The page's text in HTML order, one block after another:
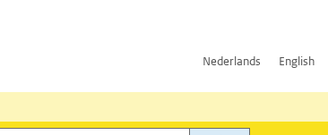
Nederlands English